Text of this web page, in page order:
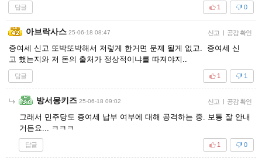
답글 0
1
아브락사스 25-06-18 08:47 신고 | 공감 확인
증여세 신고 또박또박해서 저렇게 한거면 문제 될게 없고. 증여세 신
고 했는지와 저 돈의 출처가 정상적이냐를 따져야지..
답글 1
1
방서몽키즈 25-06-18 09:02 신고 | 공감 확인
그래서 민주당도 증여세 납부 여부에 대해 공격하는 중. 보통 잘 안내
거든요... ㅋㅋㅋ
답글 0
1